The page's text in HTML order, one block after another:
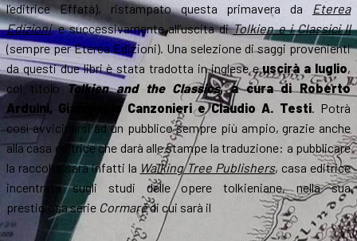
l’editrice Effatà), ristampato questa primavera da Eterea
Edizioni, e successivamente all’uscita diTolkien e i Classici II
(sempre per Eterea Edizioni). Una selezione di saggi provenienti
da questi due libri è stata tradotta in inglese euscirà a luglio,
col titoloTolkien and the Classics, a cura di Roberto
Arduini, Giampaolo Canzonieri e Claudio A. Testi. Potrà
così avvicinarsi ad un pubblico sempre più ampio, grazie anche
alla casa editrice che darà alle stampe la traduzione: a pubblicare
la raccolta sarà infatti la Walking Tree Publishers, casa editrice
incentrata sugli studi delle opere tolkieniane, nella sua
prestigiosa serie Cormarëdi cui sarà il